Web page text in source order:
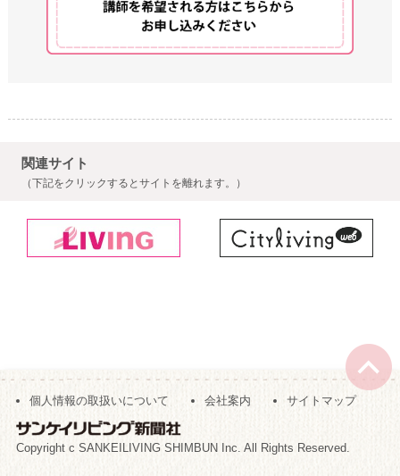
関連サイト
（下記をクリックするとサイトを離れます。）
個人情報の取扱いについて 会社案内 サイトマップ
Copyright c SANKEILIVING SHIMBUN Inc. All Rights Reserved.